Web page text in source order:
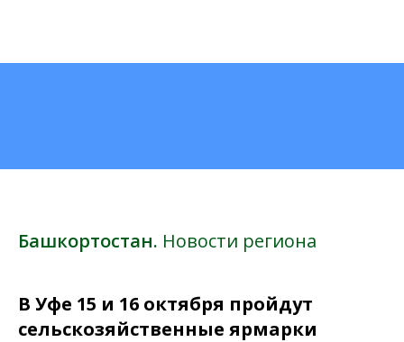
Башкортостан. Новости региона
В Уфе 15 и 16 октября пройдут
сельскозяйственные ярмарки